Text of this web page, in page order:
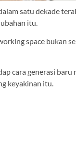
satu dekade
itu.
space bukan
cara generasi
keyakinan itu.